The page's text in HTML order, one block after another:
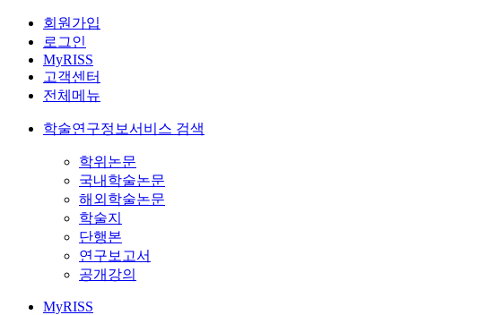
회원가입
로그인
MyRISS
고객센터
전체메뉴
학술연구정보서비스 검색
학위논문
국내학술논문
해외학술논문
학술지
단행본
연구보고서
공개강의
MyRISS